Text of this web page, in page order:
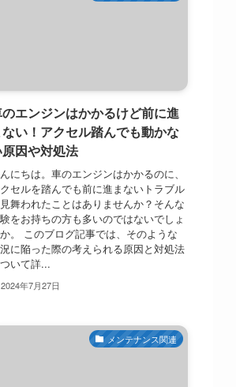
エンジンはかかるけど前に進
ない！アクセル踏んでも動かな
因や対処法
にちは。車のエンジンはかかるのに、
セルを踏んでも前に進まないトラブル
舞われたことはありませんか？そんな
をお持ちの方も多いのではないでしょ
。 このブログ記事では、そのような
に陥った際の考えられる原因と対処法
いて詳...
2024年7月27日
メンテナンス関連